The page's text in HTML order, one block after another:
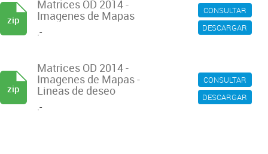
CONSULTAR
DESCARGAR
Matrices OD 2014 -
Imagenes de Mapas
.-
zip
CONSULTAR
DESCARGAR
Matrices OD 2014 -
Imagenes de Mapas -
Lineas de deseo
.-
zip